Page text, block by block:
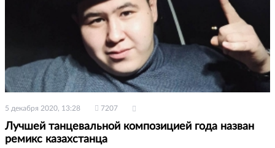
5 декабря 2020, 13:28 7207
Лучшей танцевальной композицией года назван
ремикс казахстанца